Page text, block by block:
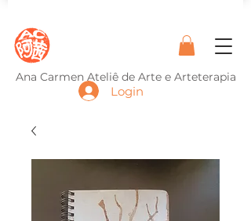
Ana Carmen Ateliê de Arte e Arteterapia
Login